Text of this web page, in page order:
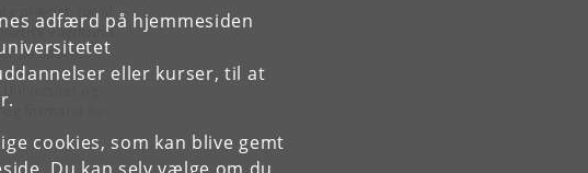
adfærd på hjemmesiden
eller kurser, til at
cookies, som kan blive gemt
præcist, for at
vagthund,
på sporet.
og
formand for